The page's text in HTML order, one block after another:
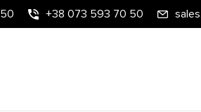
+38 073 593 70 50